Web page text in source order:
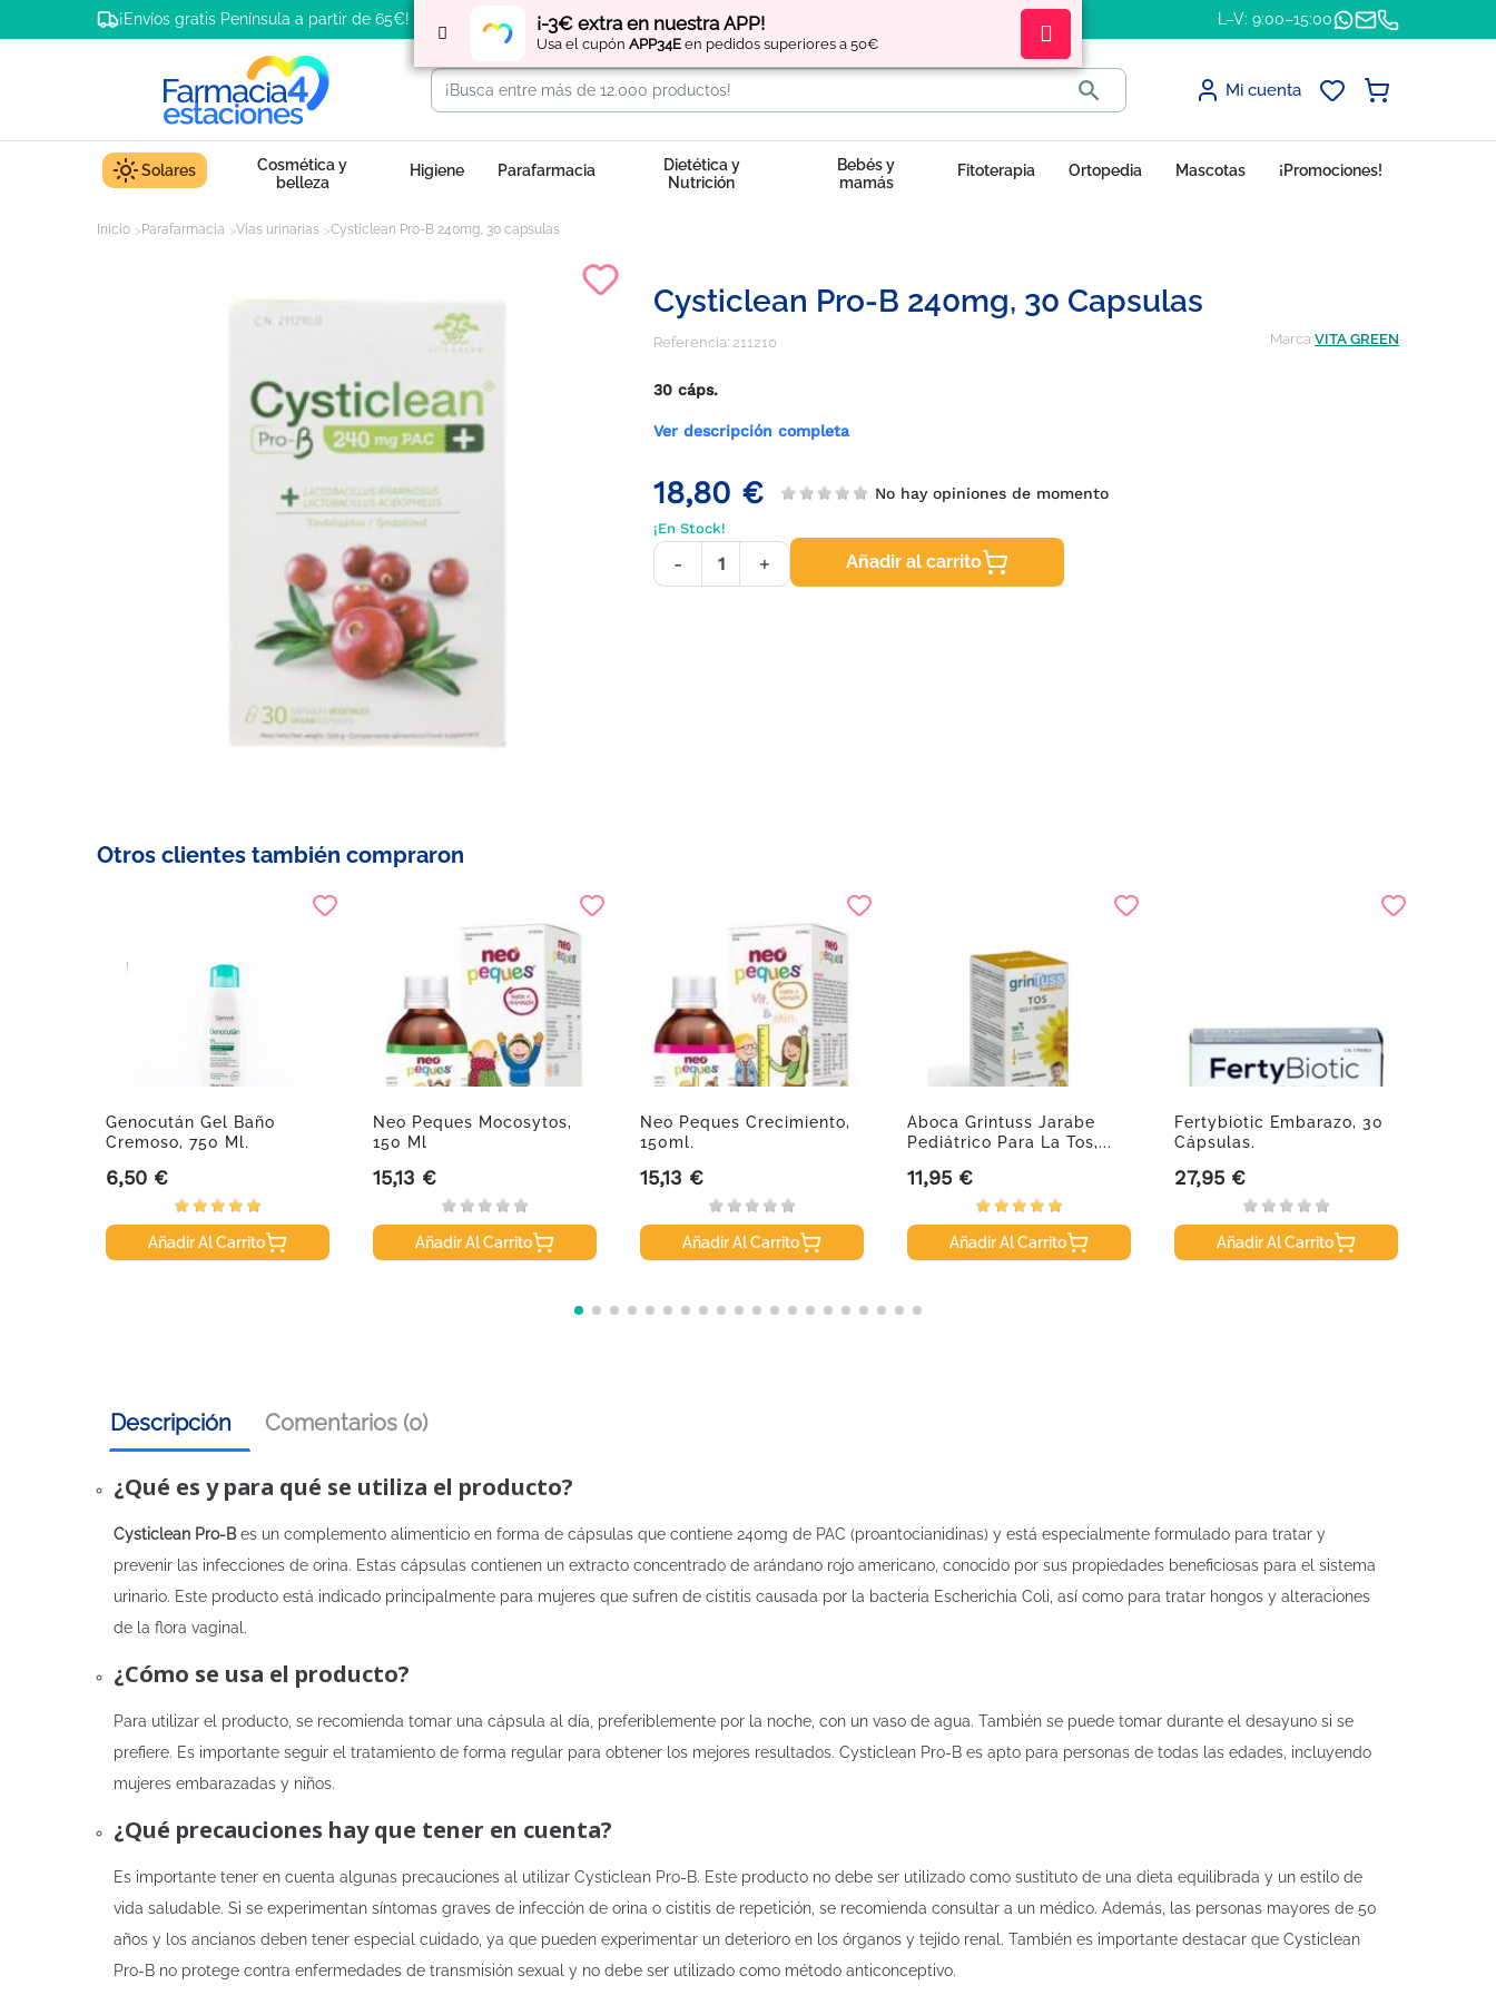
¡-3€ extra en nuestra APP!
Usa el cupón APP34E en pedidos superiores a 50€
¡Envíos gratis Península a partir de 65€! Regístratey obtén L–V: 9:00–15:00
 Mi cuenta
Solares
Cosmética y
belleza
Higiene Parafarmacia
Dietética y
Nutrición
Bebés y
mamás
Fitoterapia Ortopedia Mascotas ¡Promociones!
Inicio Parafarmacia Vías urinarias Cysticlean Pro-B 240mg, 30 capsulas
Cysticlean Pro-B 240mg, 30 Capsulas
Referencia: 211210 Marca VITA GREEN
30 cáps.
Ver descripción completa
18,80 € No hay opiniones de momento
¡En Stock!
- + Añadir al carrito
Otros clientes también compraron
Genocután Gel Baño
Cremoso, 750 Ml.
Precio
6,50 €
Añadir Al Carrito
Neo Peques Mocosytos,
150 Ml
Precio
15,13 €
Añadir Al Carrito
Neo Peques Crecimiento,
150ml.
Precio
15,13 €
Añadir Al Carrito
Aboca Grintuss Jarabe
Pediátrico Para La Tos,...
Precio
11,95 €
Añadir Al Carrito
Fertybiotic Embarazo, 30
Cápsulas.
Precio
27,95 €
Añadir Al Carrito
Descripción Comentarios (0)
¿Qué es y para qué se utiliza el producto?
Cysticlean Pro-Bes un complemento alimenticio en forma de cápsulas que contiene 240mg de PAC (proantocianidinas) y está especialmente formulado para tratar y
prevenir las infecciones de orina. Estas cápsulas contienen un extracto concentrado de arándano rojo americano, conocido por sus propiedades beneficiosas para el sistema
urinario. Este producto está indicado principalmente para mujeres que sufren de cistitis causada por la bacteria Escherichia Coli, así como para tratar hongos y alteraciones
de la flora vaginal.
¿Cómo se usa el producto?
Para utilizar el producto, se recomienda tomar una cápsula al día, preferiblemente por la noche, con un vaso de agua. También se puede tomar durante el desayuno si se
prefiere. Es importante seguir el tratamiento de forma regular para obtener los mejores resultados. Cysticlean Pro-B es apto para personas de todas las edades, incluyendo
mujeres embarazadas y niños.
¿Qué precauciones hay que tener en cuenta?
Es importante tener en cuenta algunas precauciones al utilizar Cysticlean Pro-B. Este producto no debe ser utilizado como sustituto de una dieta equilibrada y un estilo de
vida saludable. Si se experimentan síntomas graves de infección de orina o cistitis de repetición, se recomienda consultar a un médico. Además, las personas mayores de 50
años y los ancianos deben tener especial cuidado, ya que pueden experimentar un deterioro en los órganos y tejido renal. También es importante destacar que Cysticlean
Pro-B no protege contra enfermedades de transmisión sexual y no debe ser utilizado como método anticonceptivo.